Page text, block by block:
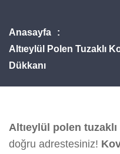
Anasayfa
Altıeylül Polen Tuzaklı
Dükkanı
Altıeylül polen
doğru adrestesiniz!